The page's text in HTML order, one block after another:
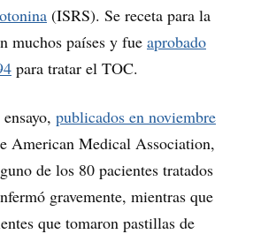
(ISRS). Se receta para la
muchos países y fue aprobado
para tratar el TOC.
publicados en noviembre
American Medical Association,
de los 80 pacientes tratados
gravemente, mientras que
que tomaron pastillas de